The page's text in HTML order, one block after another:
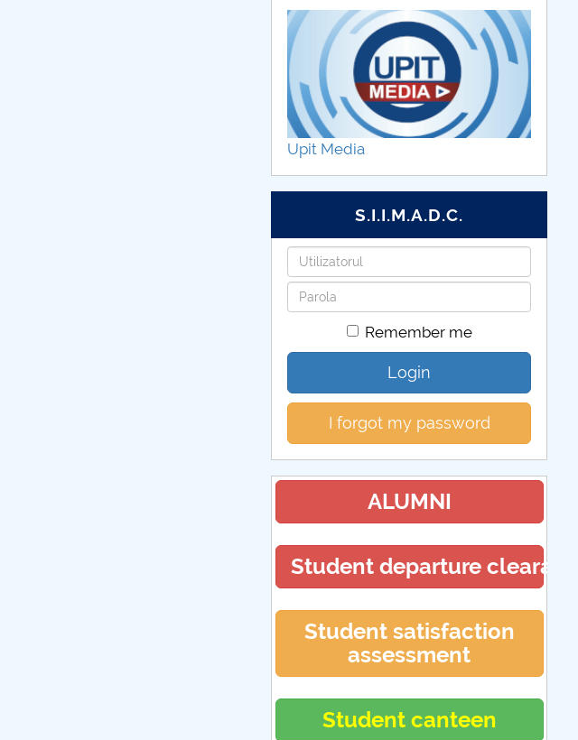
Upit Media
S.I.I.M.A.D.C.
Username
Password
Remember me
Login
I forgot my password
ALUMNI
Student departure
Student satisfaction
assessment
Student canteen